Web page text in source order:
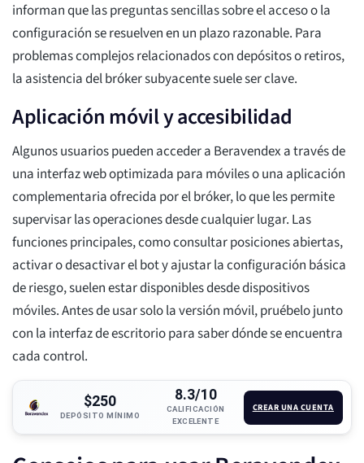
informan que las preguntas sencillas sobre el acceso o la
configuración se resuelven en un plazo razonable. Para
problemas complejos relacionados con depósitos o retiros,
la asistencia del bróker subyacente suele ser clave.
Aplicación móvil y accesibilidad
Algunos usuarios pueden acceder a Beravendex a través de
una interfaz web optimizada para móviles o una aplicación
complementaria ofrecida por el bróker, lo que les permite
supervisar las operaciones desde cualquier lugar. Las
funciones principales, como consultar posiciones abiertas,
activar o desactivar el bot y ajustar la configuración básica
de riesgo, suelen estar disponibles desde dispositivos
móviles. Antes de usar solo la versión móvil, pruébelo junto
con la interfaz de escritorio para saber dónde se encuentra
cada control.
$250
DEPÓSITO MÍNIMO
8.3/10
CALIFICACIÓN
EXCELENTE
CREAR UNA CUENTA